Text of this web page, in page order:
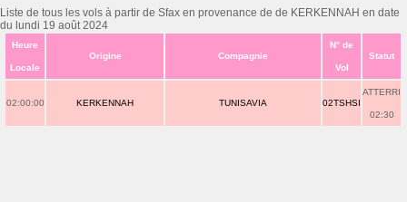
Liste de tous les vols à partir de Sfax en provenance de de KERKENNAH en date
du lundi 19 août 2024
Heure
Locale
Origine Compagnie
N° de
Vol
Statut
02:00:00 KERKENNAH TUNISAVIA 02TSHSI
ATTERRI
02:30